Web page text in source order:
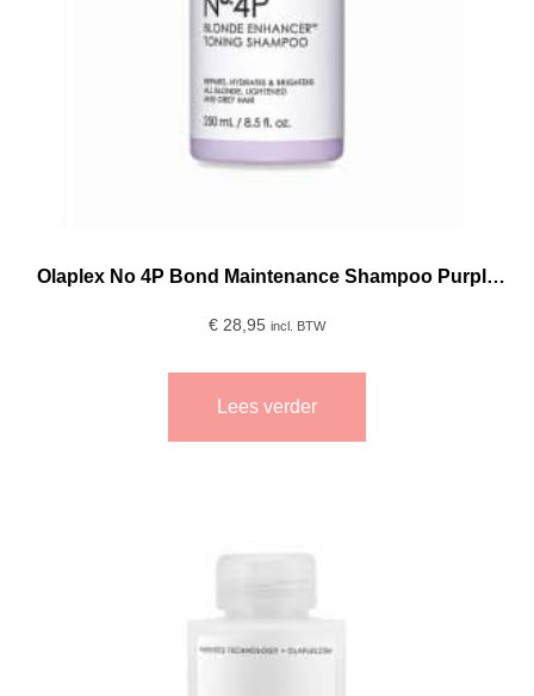
Olaplex No 4P Bond Maintenance Shampoo Purple
250ml
€ 28,95 incl. BTW
Lees verder